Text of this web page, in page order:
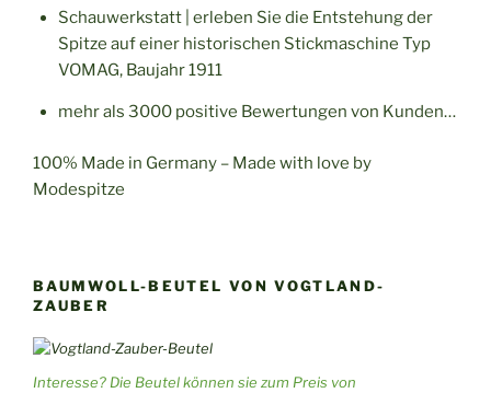
Schauwerkstatt | erleben Sie die Entstehung der
Spitze auf einer historischen Stickmaschine Typ
VOMAG, Baujahr 1911
mehr als 3000 positive Bewertungen von Kunden…
100% Made in Germany – Made with love by
Modespitze
BAUMWOLL-BEUTEL VON VOGTLAND-
ZAUBER
Interesse? Die Beutel können sie zum Preis von